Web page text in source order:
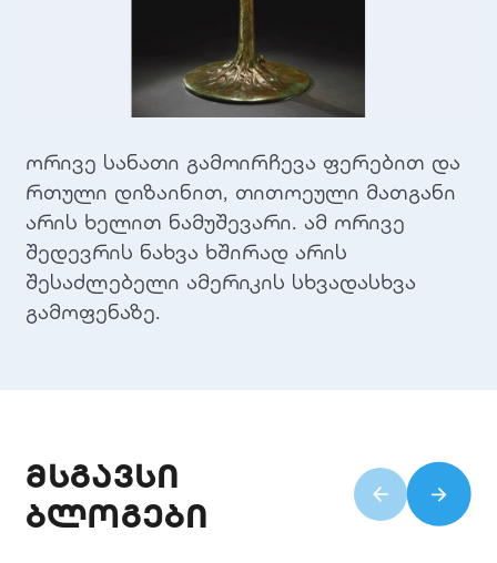
ორივე სანათი გამოირჩევა ფერებით და
რთული დიზაინით, თითოეული მათგანი
არის ხელით ნამუშევარი. ამ ორივე
შედევრის ნახვა ხშირად არის
შესაძლებელი ამერიკის სხვადასხვა
გამოფენაზე.
მსგავსი
ბლოგები